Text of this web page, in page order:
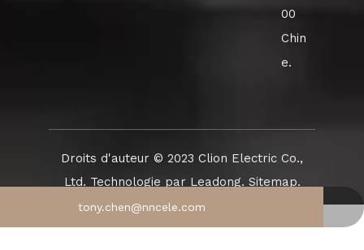
00
Chin
e.
+86-577-57156992
+86-13626580452
tony.chen@nncele.com
Droits d'auteur ©️ 2023 Clion Electric Co.,
Ltd. Technologie par Leadong. Sitemap.